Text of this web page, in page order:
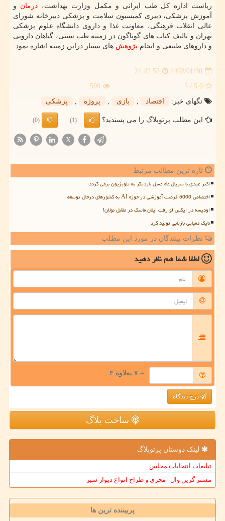
ریاست اداره کل طب ایرانی و مکمل وزارت بهداشت، درمان و
آموزش پزشکی، دبیری کمیسیون سلامت و پزشکی دبیرخانه شورای
عالی انقلاب فرهنگی، معاونت غذا و داروی دانشگاه علوم پزشکی
تهران و تالیف کتاب های گوناگون در زمینه طب سنتی، گیاهان دارویی
و داروهای طبیعی و انجام پژوهش های بسیار دراین زمینه اشاره نمود.
1402/01/30
21:42:52
5.0
/ 5
599
تگهای خبر:
اقتصاد , بازی , پروژه , پزشكی
این مطلب پرتوبلاگ را می پسندید؟ (1)
(0)
X
تازه ترین مطالب مرتبط
اکبر عبدی با سریال ماه عسل باردیگر به تلویزیون برمی گردد
اختصاص 5000 فرصت آموزشی در حوزه AI به کشورهای درحال توسعه
اودیسه در ایکس لو رفت ایلان ماسک در مقابل نولان!
نایک دمپایی بازیابی تولید کرد
نظرات بینندگان در مورد این مطلب
لطفا شما همنظر دهید
= ۷ بعلاوه ۳
درج دیدگاه
ساخت بلاگ
لینک دوستان پرتوبلاگ
تبلیغات انتخابات مجلس
مستر گرین وال | مجری و طراح انواع دیوار سبز
پربیننده ترین ها